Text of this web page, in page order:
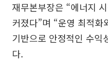
재무본부장은 “에너지
커졌다”며 “운영 최적
기반으로 안정적인 수익
다.